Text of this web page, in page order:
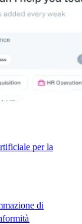
per la
di